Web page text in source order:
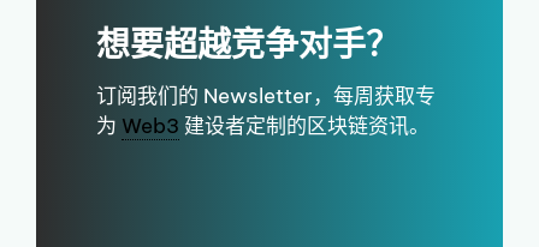
想要超越竞争对手？
订阅我们的 Newsletter，每周获取专
为 Web3 建设者定制的区块链资讯。